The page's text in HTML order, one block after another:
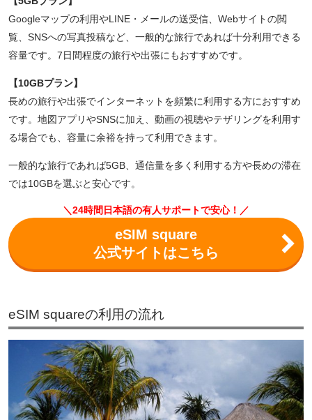
Googleマップの利用やLINE・メールの送受信、Webサイトの閲
覧、SNSへの写真投稿など、一般的な旅行であれば十分利用できる
容量です。7日間程度の旅行や出張にもおすすめです。
【10GBプラン】
長めの旅行や出張でインターネットを頻繁に利用する方におすすめ
です。地図アプリやSNSに加え、動画の視聴やテザリングを利用す
る場合でも、容量に余裕を持って利用できます。
一般的な旅行であれば5GB、通信量を多く利用する方や長めの滞在
では10GBを選ぶと安心です。
＼24時間日本語の有人サポートで安心！／
eSIM square
公式サイトはこちら
eSIM squareの利用の流れ